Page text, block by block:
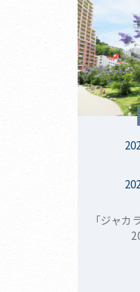
「ジャ